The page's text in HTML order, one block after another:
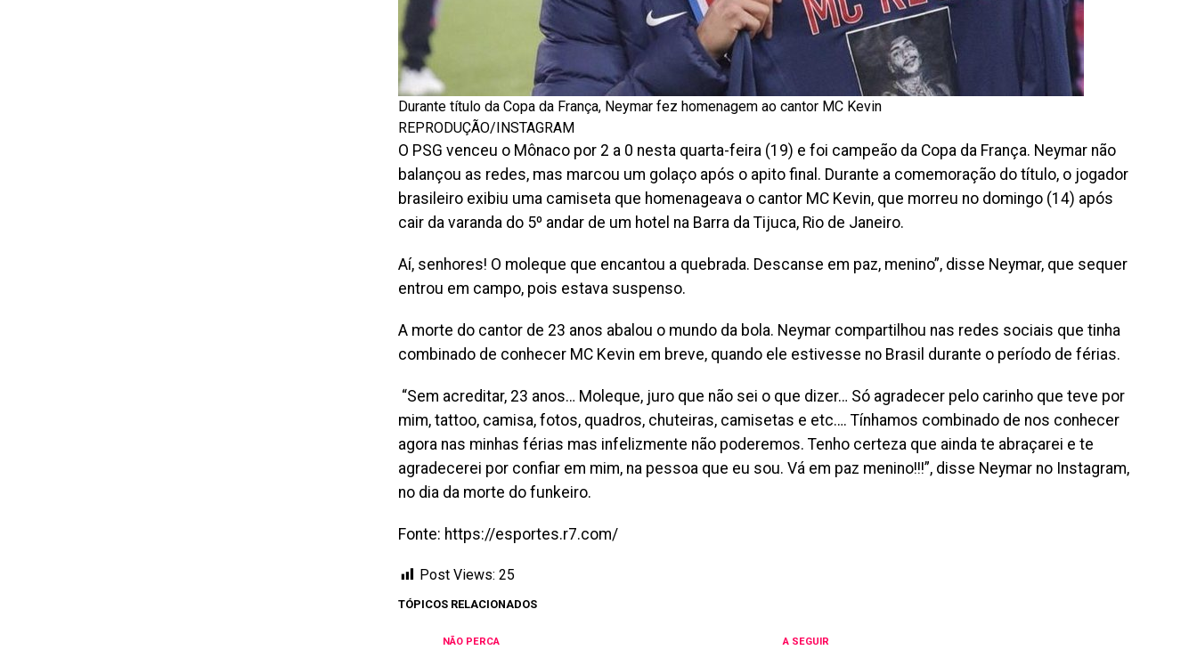
Durante título da Copa da França, Neymar fez homenagem ao cantor MC Kevin
REPRODUÇÃO/INSTAGRAM
O PSG venceu o Mônaco por 2 a 0 nesta quarta-feira (19) e foi campeão da Copa da França. Neymar não
balançou as redes, mas marcou um golaço após o apito final. Durante a comemoração do título, o jogador
brasileiro exibiu uma camiseta que homenageava o cantor MC Kevin, que morreu no domingo (14) após
cair da varanda do 5º andar de um hotel na Barra da Tijuca, Rio de Janeiro.
Aí, senhores! O moleque que encantou a quebrada. Descanse em paz, menino”, disse Neymar, que sequer
entrou em campo, pois estava suspenso.
A morte do cantor de 23 anos abalou o mundo da bola. Neymar compartilhou nas redes sociais que tinha
combinado de conhecer MC Kevin em breve, quando ele estivesse no Brasil durante o período de férias.
“Sem acreditar, 23 anos… Moleque, juro que não sei o que dizer… Só agradecer pelo carinho que teve por
mim, tattoo, camisa, fotos, quadros, chuteiras, camisetas e etc…. Tínhamos combinado de nos conhecer
agora nas minhas férias mas infelizmente não poderemos. Tenho certeza que ainda te abraçarei e te
agradecerei por confiar em mim, na pessoa que eu sou. Vá em paz menino!!!”, disse Neymar no Instagram,
no dia da morte do funkeiro.
Fonte: https://esportes.r7.com/
Post Views: 25
TÓPICOS RELACIONADOS
A SEGUIR
NÃO PERCA